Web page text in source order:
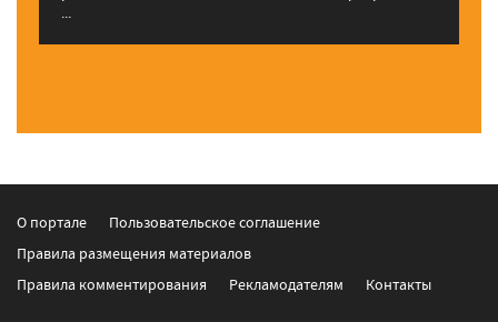
...
О портале
Пользовательское соглашение
Правила размещения материалов
Правила комментирования
Рекламодателям Контакты